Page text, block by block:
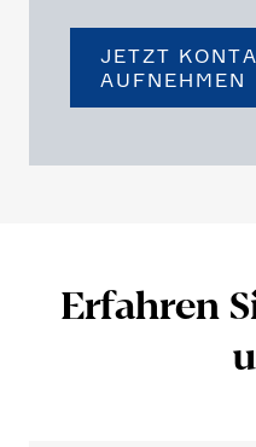
JETZT
AUFNEHMEN
Erfahren